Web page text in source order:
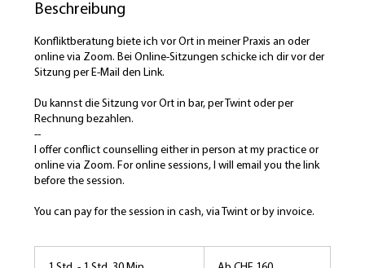
Beschreibung
Konfliktberatung biete ich vor Ort in meiner Praxis an oder
online via Zoom. Bei Online-Sitzungen schicke ich dir vor der
Sitzung per E-Mail den Link.
Du kannst die Sitzung vor Ort in bar, per Twint oder per
Rechnung bezahlen.
--
I offer conflict counselling either in person at my practice or
online via Zoom. For online sessions, I will email you the link
before the session.